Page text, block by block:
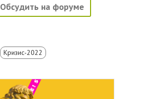
Обсудить на форуме
Кризис-2022